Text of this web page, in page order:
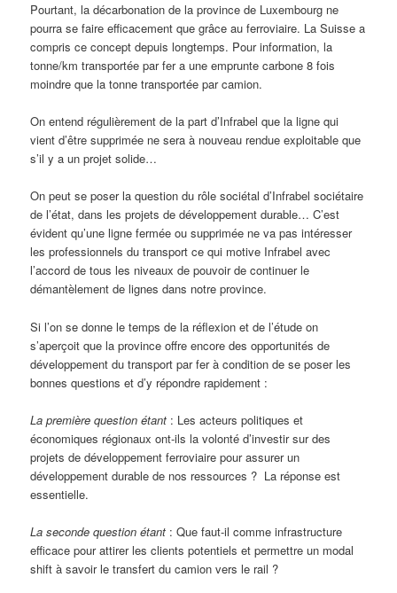
Pourtant, la décarbonation de la province de Luxembourg ne
pourra se faire efficacement que grâce au ferroviaire. La Suisse a
compris ce concept depuis longtemps. Pour information, la
tonne/km transportée par fer a une emprunte carbone 8 fois
moindre que la tonne transportée par camion.
On entend régulièrement de la part d’Infrabel que la ligne qui
vient d’être supprimée ne sera à nouveau rendue exploitable que
s’il y a un projet solide…
On peut se poser la question du rôle sociétal d’Infrabel sociétaire
de l’état, dans les projets de développement durable… C’est
évident qu’une ligne fermée ou supprimée ne va pas intéresser
les professionnels du transport ce qui motive Infrabel avec
l’accord de tous les niveaux de pouvoir de continuer le
démantèlement de lignes dans notre province.
Si l’on se donne le temps de la réflexion et de l’étude on
s’aperçoit que la province offre encore des opportunités de
développement du transport par fer à condition de se poser les
bonnes questions et d’y répondre rapidement :
La première question étant : Les acteurs politiques et
économiques régionaux ont-ils la volonté d’investir sur des
projets de développement ferroviaire pour assurer un
développement durable de nos ressources ? La réponse est
essentielle.
La seconde question étant : Que faut-il comme infrastructure
efficace pour attirer les clients potentiels et permettre un modal
shift à savoir le transfert du camion vers le rail ?